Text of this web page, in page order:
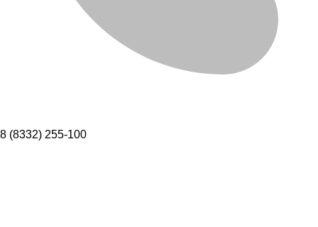
8 (8332) 255-100